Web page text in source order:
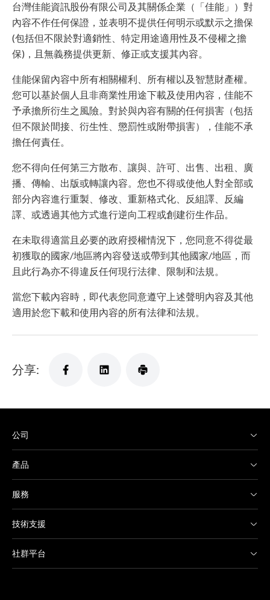
台灣佳能資訊股份有限公司及其關係企業（「佳能」）對
內容不作任何保證，並表明不提供任何明示或默示之擔保
(包括但不限於對適銷性、特定用途適用性及不侵權之擔
保)，且無義務提供更新、修正或支援其內容。
佳能保留內容中所有相關權利、所有權以及智慧財產權。
您可以基於個人且非商業性用途下載及使用內容，佳能不
予承擔所衍生之風險。對於與內容有關的任何損害（包括
但不限於間接、衍生性、懲罰性或附帶損害），佳能不承
擔任何責任。
您不得向任何第三方散布、讓與、許可、出售、出租、廣
播、傳輸、出版或轉讓內容。您也不得或使他人對全部或
部分內容進行重製、修改、重新格式化、反組譯、反編
譯、或透過其他方式進行逆向工程或創建衍生作品。
在未取得適當且必要的政府授權情況下，您同意不得從最
初獲取的國家/地區將內容發送或帶到其他國家/地區，而
且此行為亦不得違反任何現行法律、限制和法規。
當您下載內容時，即代表您同意遵守上述聲明內容及其他
適用於您下載和使用內容的所有法律和法規。
分享:
公司
產品
服務
技術支援
社群平台